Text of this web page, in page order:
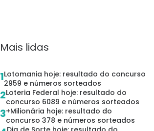
Mais lidas
1Lotomania hoje: resultado do concurso
2959 e números sorteados
2Loteria Federal hoje: resultado do
concurso 6089 e números sorteados
3+Milionária hoje: resultado do
concurso 378 e números sorteados